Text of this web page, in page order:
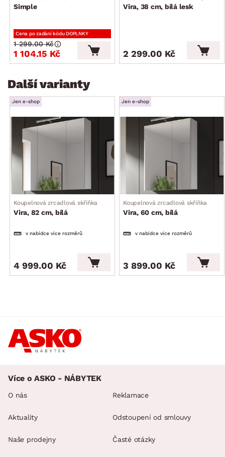
Simple
Cena po zadání kódu DOPLNKY
1 104.15 Kč
1 299.00 Kč
Vira, 38 cm, bílá lesk
2 299.00 Kč
Další varianty
Jen e-shop
Koupelnová zrcadlová skříňka
Vira, 82 cm, bílá
v nabídce více rozměrů
4 999.00 Kč
Jen e-shop
Koupelnová zrcadlová skříňka
Vira, 60 cm, bílá
v nabídce více rozměrů
3 899.00 Kč
Více o ASKO - NÁBYTEK
O nás
Aktuality
Naše prodejny
Reklamace
Odstoupení od smlouvy
Časté otázky